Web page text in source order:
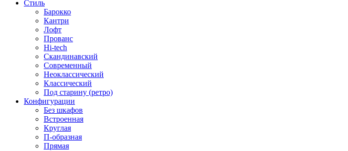
Стиль
Барокко
Кантри
Лофт
Прованс
Hi-tech
Скандинавский
Современный
Неоклассический
Классический
Под старину (ретро)
Конфигурации
Без шкафов
Встроенная
Круглая
П-образная
Прямая